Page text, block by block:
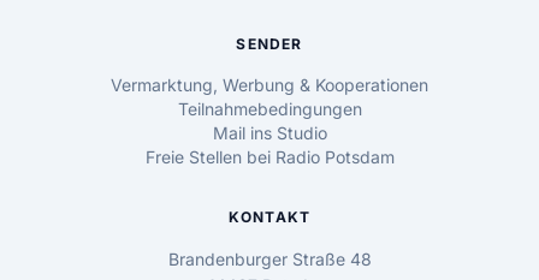
SENDER
Vermarktung, Werbung & Kooperationen
Teilnahmebedingungen
Mail ins Studio
Freie Stellen bei Radio Potsdam
KONTAKT
Brandenburger Straße 48